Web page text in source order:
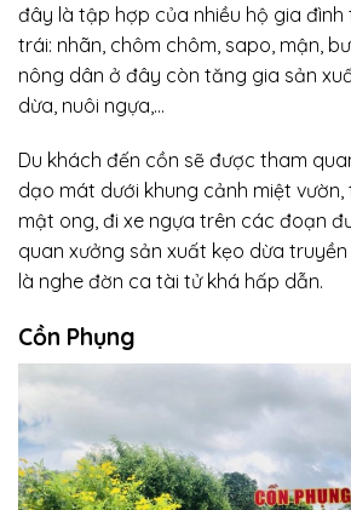
đây là tập hợp của nhiều hộ gia
trái: nhãn, chôm chôm, sapo, mận,
nông dân ở đây còn tăng gia sản
dừa, nuôi ngựa,…
Du khách đến cồn sẽ được tham
dạo mát dưới khung cảnh miệt
mật ong, đi xe ngựa trên các đoạn
quan xưởng sản xuất kẹo dừa
là nghe đờn ca tài tử khá hấp dẫn.
Cồn Phụng